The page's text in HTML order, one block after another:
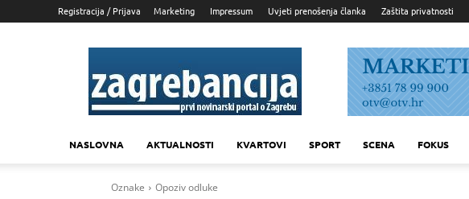
Registracija / Prijava Marketing Impressum Uvjeti prenošenja članka Zaštita privatnosti
Zagrebancija
NASLOVNA AKTUALNOSTI KVARTOVI SPORT SCENA FOKUS
Oznake Opoziv odluke